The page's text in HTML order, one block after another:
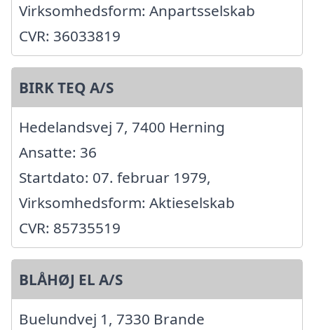
Virksomhedsform: Anpartsselskab
CVR: 36033819
BIRK TEQ A/S
Hedelandsvej 7, 7400 Herning
Ansatte: 36
Startdato: 07. februar 1979,
Virksomhedsform: Aktieselskab
CVR: 85735519
BLÅHØJ EL A/S
Buelundvej 1, 7330 Brande